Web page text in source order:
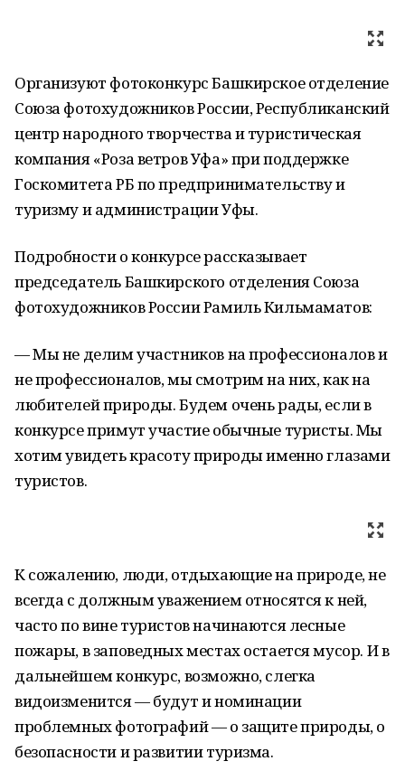
Организуют фотоконкурс Башкирское отделение
Союза фотохудожников России, Республиканский
центр народного творчества и туристическая
компания «Роза ветров Уфа» при поддержке
Госкомитета РБ по предпринимательству и
туризму и администрации Уфы.
Подробности о конкурсе рассказывает
председатель Башкирского отделения Союза
фотохудожников России Рамиль Кильмаматов:
— Мы не делим участников на профессионалов и
не профессионалов, мы смотрим на них, как на
любителей природы. Будем очень рады, если в
конкурсе примут участие обычные туристы. Мы
хотим увидеть красоту природы именно глазами
туристов.
К сожалению, люди, отдыхающие на природе, не
всегда с должным уважением относятся к ней,
часто по вине туристов начинаются лесные
пожары, в заповедных местах остается мусор. И в
дальнейшем конкурс, возможно, слегка
видоизменится — будут и номинации
проблемных фотографий — о защите природы, о
безопасности и развитии туризма.